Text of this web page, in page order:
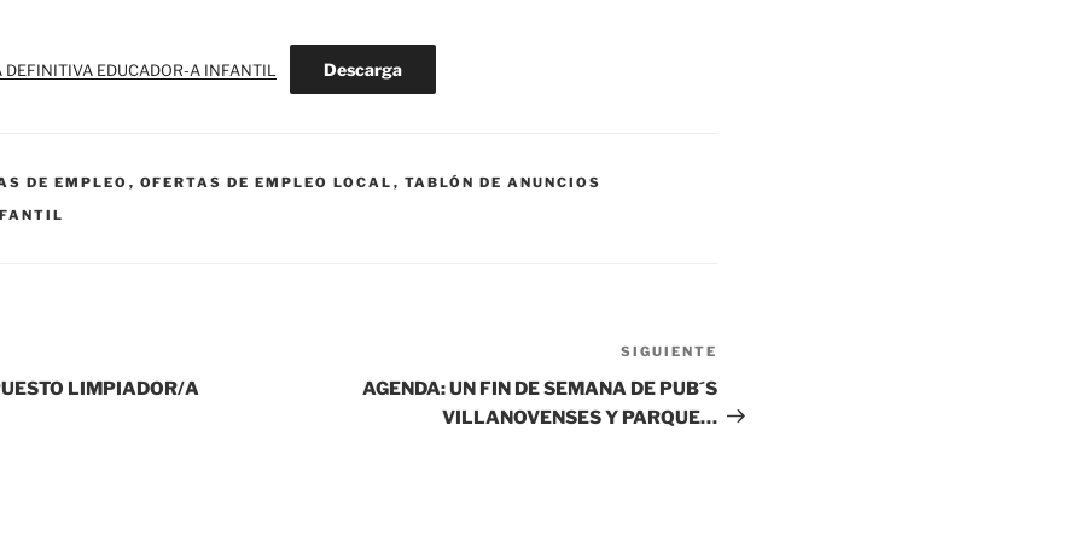
EDUCADOR-A INFANTIL Descarga
DE EMPLEO , OFERTAS DE EMPLEO LOCAL , TABLÓN DE ANUNCIOS
LIMPIADOR/A
entrada
SIGUIENTE
AGENDA: UN FIN DE SEMANA DE PUB´S
VILLANOVENSES Y PARQUE…